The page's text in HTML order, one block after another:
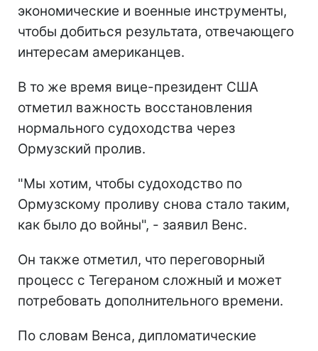
экономические и военные инструменты,
чтобы добиться результата, отвечающего
интересам американцев.
В то же время вице-президент США
отметил важность восстановления
нормального судоходства через
Ормузский пролив.
"Мы хотим, чтобы судоходство по
Ормузскому проливу снова стало таким,
как было до войны", - заявил Венс.
Он также отметил, что переговорный
процесс с Тегераном сложный и может
потребовать дополнительного времени.
По словам Венса, дипломатические